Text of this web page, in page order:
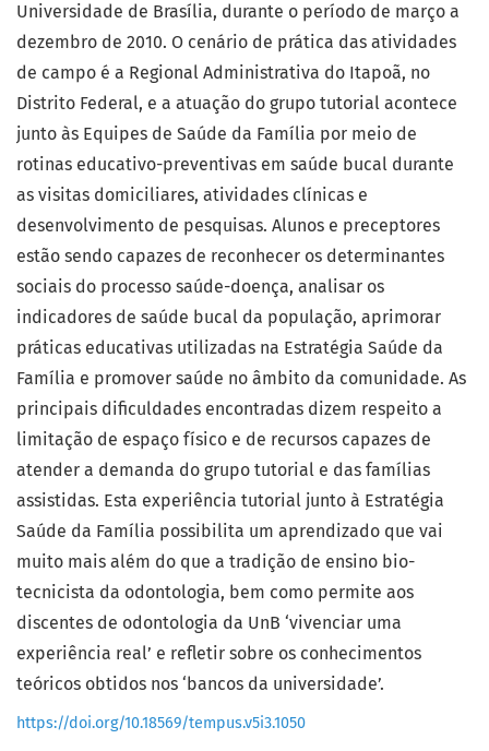
Universidade de Brasília, durante o período de março a
dezembro de 2010. O cenário de prática das atividades
de campo é a Regional Administrativa do Itapoã, no
Distrito Federal, e a atuação do grupo tutorial acontece
junto às Equipes de Saúde da Família por meio de
rotinas educativo-preventivas em saúde bucal durante
as visitas domiciliares, atividades clínicas e
desenvolvimento de pesquisas. Alunos e preceptores
estão sendo capazes de reconhecer os determinantes
sociais do processo saúde-doença, analisar os
indicadores de saúde bucal da população, aprimorar
práticas educativas utilizadas na Estratégia Saúde da
Família e promover saúde no âmbito da comunidade. As
principais dificuldades encontradas dizem respeito a
limitação de espaço físico e de recursos capazes de
atender a demanda do grupo tutorial e das famílias
assistidas. Esta experiência tutorial junto à Estratégia
Saúde da Família possibilita um aprendizado que vai
muito mais além do que a tradição de ensino bio-
tecnicista da odontologia, bem como permite aos
discentes de odontologia da UnB ‘vivenciar uma
experiência real’ e refletir sobre os conhecimentos
teóricos obtidos nos ‘bancos da universidade’.
https://doi.org/10.18569/tempus.v5i3.1050